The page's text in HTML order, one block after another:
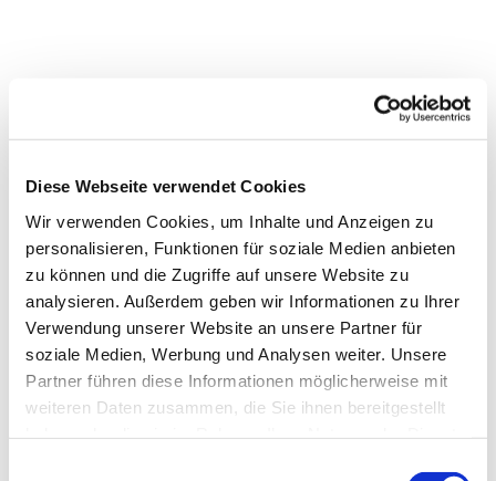
Diese Webseite verwendet Cookies
Wir verwenden Cookies, um Inhalte und Anzeigen zu
personalisieren, Funktionen für soziale Medien anbieten
zu können und die Zugriffe auf unsere Website zu
analysieren. Außerdem geben wir Informationen zu Ihrer
Verwendung unserer Website an unsere Partner für
soziale Medien, Werbung und Analysen weiter. Unsere
Partner führen diese Informationen möglicherweise mit
weiteren Daten zusammen, die Sie ihnen bereitgestellt
Dies könnte Sie auch
interessieren